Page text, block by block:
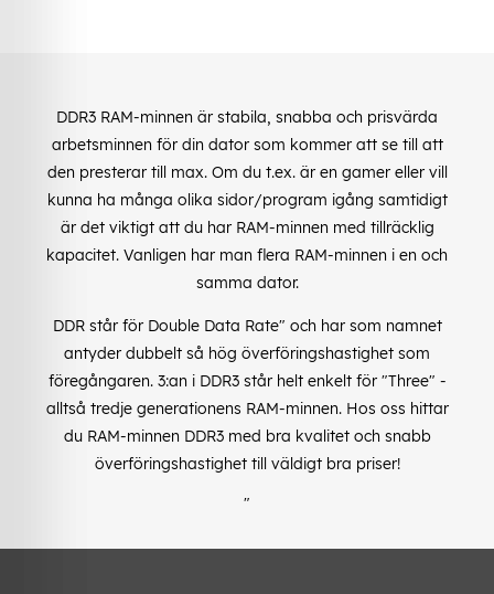
DDR3 RAM-minnen är stabila, snabba och prisvärda
arbetsminnen för din dator som kommer att se till att
den presterar till max. Om du t.ex. är en gamer eller vill
kunna ha många olika sidor/program igång samtidigt
är det viktigt att du har RAM-minnen med tillräcklig
kapacitet. Vanligen har man flera RAM-minnen i en och
samma dator.
DDR står för Double Data Rate" och har som namnet
antyder dubbelt så hög överföringshastighet som
föregångaren. 3:an i DDR3 står helt enkelt för "Three" -
alltså tredje generationens RAM-minnen. Hos oss hittar
du RAM-minnen DDR3 med bra kvalitet och snabb
överföringshastighet till väldigt bra priser!
"